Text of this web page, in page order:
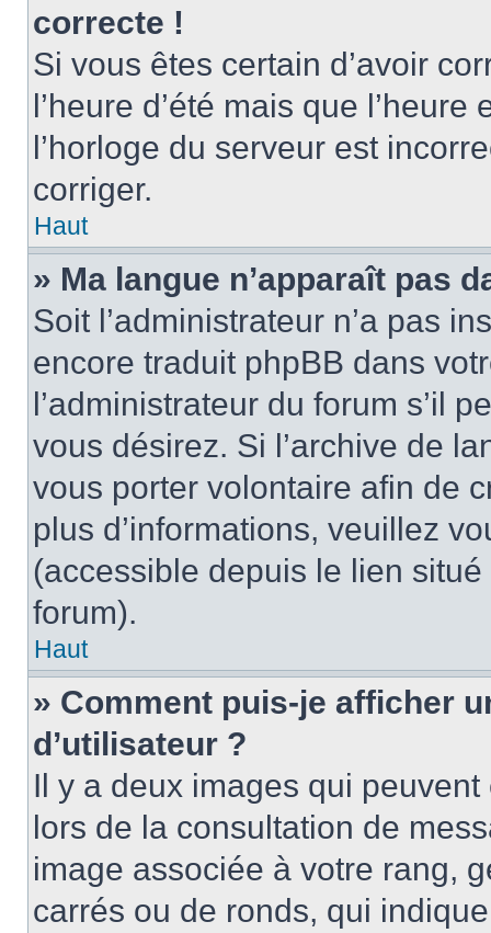
correcte !
Si vous êtes certain d’avoir
l’heure d’été mais que
l’horloge du serveur est
corriger.
Haut
» Ma langue n’apparaît pas
Soit l’administrateur n’a pas
encore traduit phpBB dans
l’administrateur du forum s’il
vous désirez. Si l’archive de
vous porter volontaire afin de
plus d’informations, veuillez
(accessible depuis le lien
forum).
Haut
» Comment puis-je afficher
d’utilisateur ?
Il y a deux images qui
lors de la consultation de
image associée à votre rang,
carrés ou de ronds, qui